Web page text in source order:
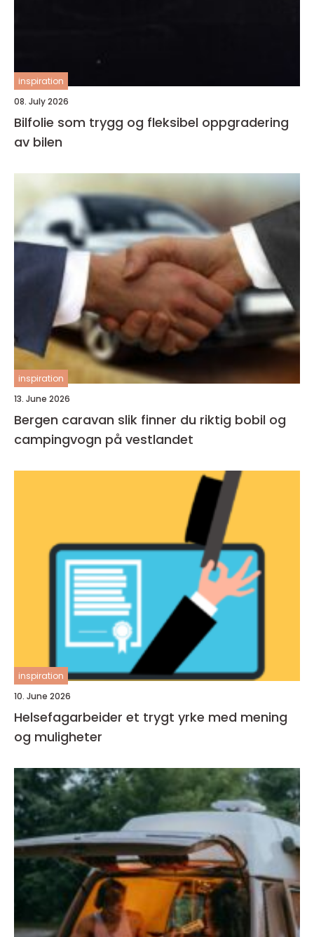
inspiration
08. July 2026
Bilfolie som trygg og fleksibel oppgradering
av bilen
inspiration
13. June 2026
Bergen caravan slik finner du riktig bobil og
campingvogn på vestlandet
inspiration
10. June 2026
Helsefagarbeider et trygt yrke med mening
og muligheter